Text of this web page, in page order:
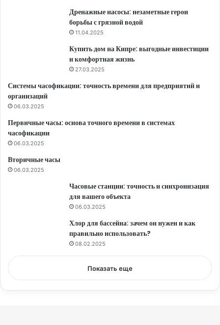
Дренажные насосы: незаметные герои
борьбы с грязной водой
11.04.2025
Купить дом на Кипре: выгодные инвестиции
и комфортная жизнь
27.03.2025
Системы часофикации: точность времени для предприятий и
организаций
06.03.2025
Первичные часы: основа точного времени в системах
часофикации
06.03.2025
Вторичные часы
06.03.2025
Часовые станции: точность и синхронизация
для вашего объекта
06.03.2025
Хлор для бассейна: зачем он нужен и как
правильно использовать?
08.02.2025
Показать еще